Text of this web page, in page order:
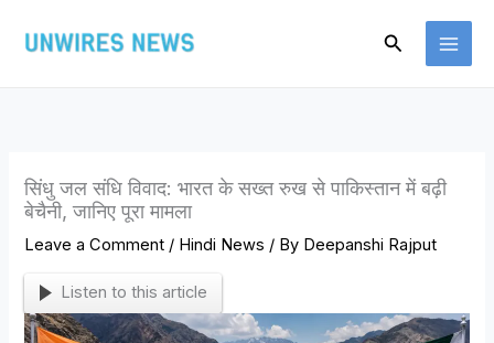
Search
सिंधु जल संधि विवाद: भारत के सख्त रुख से पाकिस्तान में बढ़ी
बेचैनी, जानिए पूरा मामला
Leave a Comment / Hindi News / By Deepanshi Rajput
Listen to this article